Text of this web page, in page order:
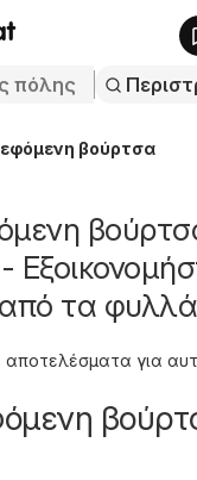
βούρτσα
τα
αποτελέσματα για